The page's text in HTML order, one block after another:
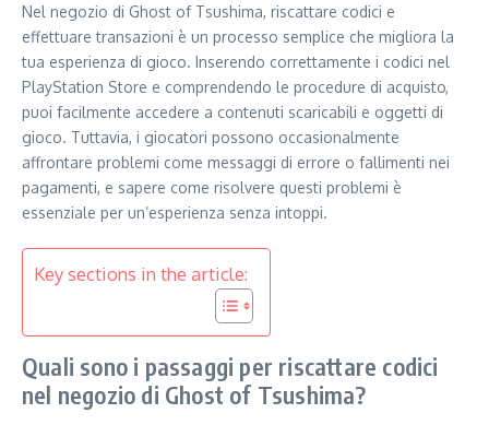
Nel negozio di Ghost of Tsushima, riscattare codici e
effettuare transazioni è un processo semplice che migliora la
tua esperienza di gioco. Inserendo correttamente i codici nel
PlayStation Store e comprendendo le procedure di acquisto,
puoi facilmente accedere a contenuti scaricabili e oggetti di
gioco. Tuttavia, i giocatori possono occasionalmente
affrontare problemi come messaggi di errore o fallimenti nei
pagamenti, e sapere come risolvere questi problemi è
essenziale per un’esperienza senza intoppi.
Key sections in the article:
Quali sono i passaggi per riscattare codici
nel negozio di Ghost of Tsushima?